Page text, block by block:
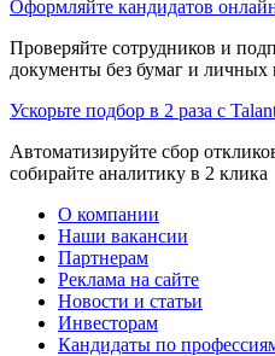
Оформляйте кандидатов
Проверяйте сотрудников и
документы без бумаг и личных
Ускорьте подбор в 2 раза с
Автоматизируйте сбор
собирайте аналитику в 2 клика
О компании
Наши вакансии
Партнерам
Реклама на сайте
Новости и статьи
Инвесторам
Кандидаты по